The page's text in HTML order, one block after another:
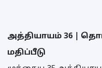
அத்தியாயம் 36 |
மதிப்பீடு